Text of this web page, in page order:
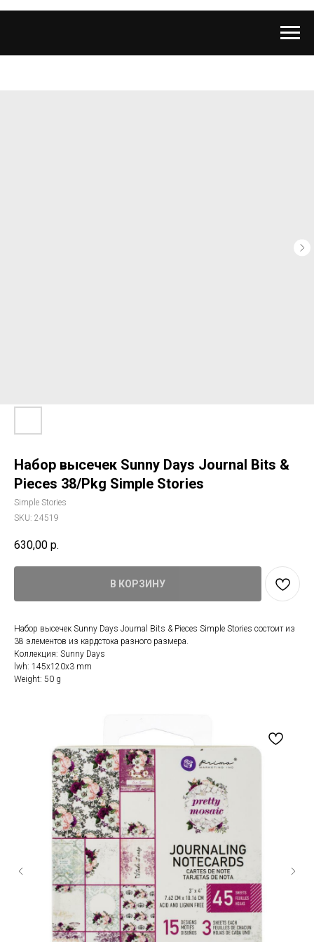
Набор высечек Sunny Days Journal Bits &
Pieces 38/Pkg Simple Stories
Simple Stories
SKU: 24519
630,00 р.
В КОРЗИНУ
Набор высечек Sunny Days Journal Bits & Pieces Simple Stories состоит из
38 элементов из кардстока разного размера.
Коллекция: Sunny Days
lwh: 145x120x3 mm
Weight: 50 g